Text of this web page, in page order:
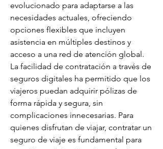
evolucionado para adaptarse a las
necesidades actuales, ofreciendo
opciones flexibles que incluyen
asistencia en múltiples destinos y
acceso a una red de atención global.
La facilidad de contratación a través de
seguros digitales ha permitido que los
viajeros puedan adquirir pólizas de
forma rápida y segura, sin
complicaciones innecesarias. Para
quienes disfrutan de viajar, contratar un
seguro de viaje es fundamental para